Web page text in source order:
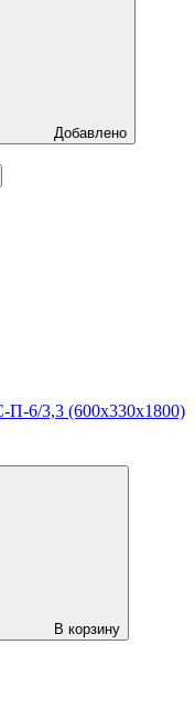
Добавлено
П-6/3,3 (600х330х1800)
В корзину